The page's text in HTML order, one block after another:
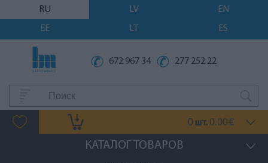
RU LV
EN
EE
LT ES
672 967 34 277 252 22
0 шт. 0.00€
КАТАЛОГ ТОВАРОВ